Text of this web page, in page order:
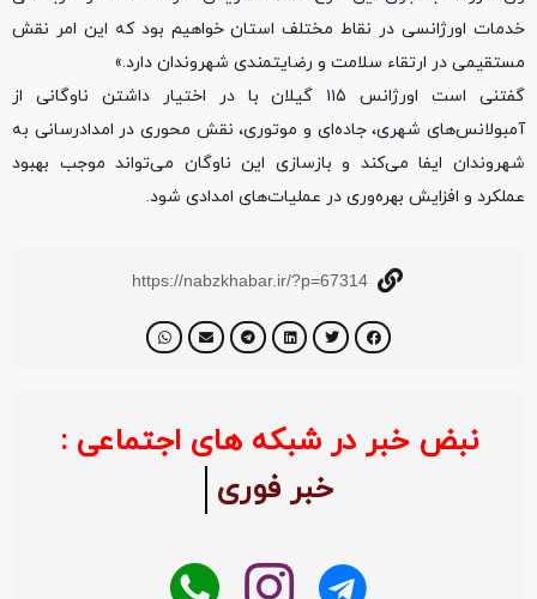
خدمات اورژانسی در نقاط مختلف استان خواهیم بود که این امر نقش
مستقیمی در ارتقاء سلامت و رضایتمندی شهروندان دارد.»
گفتنی است اورژانس ۱۱۵ گیلان با در اختیار داشتن ناوگانی از
آمبولانس‌های شهری، جاده‌ای و موتوری، نقش محوری در امدادرسانی به
شهروندان ایفا می‌کند و بازسازی این ناوگان می‌تواند موجب بهبود
عملکرد و افزایش بهره‌وری در عملیات‌های امدادی شود.
https://nabzkhabar.ir/?p=67314
نبض خبر در شبکه های اجتماعی :
خبر فوری